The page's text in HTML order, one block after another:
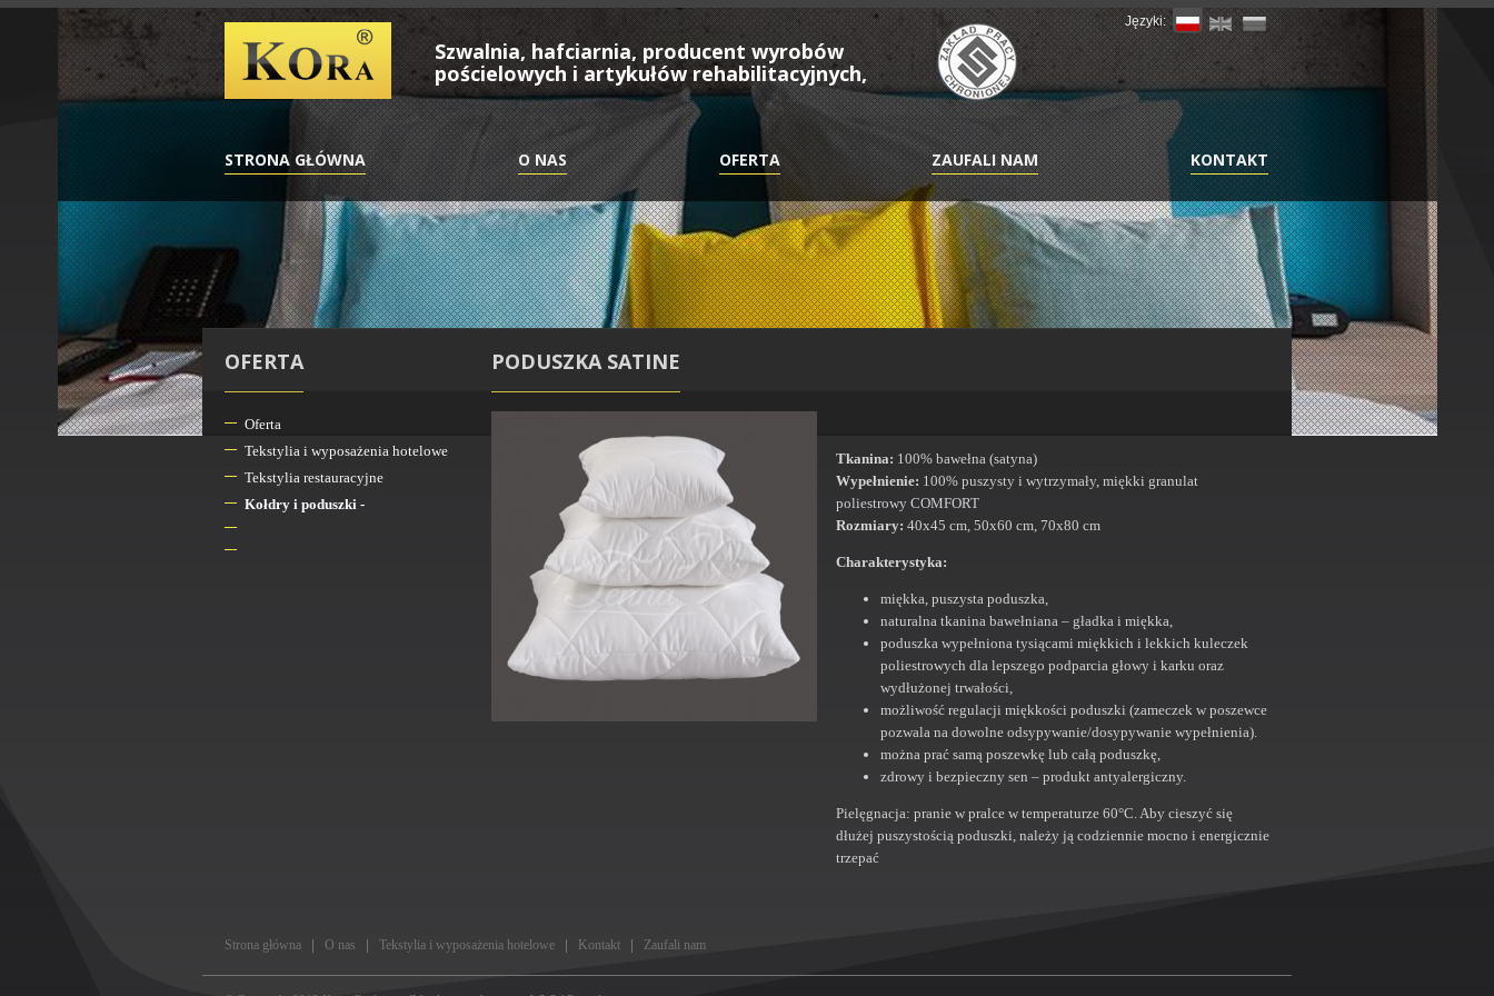
Szwalnia, hafciarnia, producent wyrobów
pościelowych i artykułów rehabilitacyjnych,
Języki:
STRONA GŁÓWNA O NAS OFERTA ZAUFALI NAM KONTAKT
OFERTA
Oferta
Tekstylia i wyposażenia hotelowe
Tekstylia restauracyjne
Kołdry i poduszki -
PODUSZKA SATINE
Tkanina: 100% bawełna (satyna)
Wypełnienie: 100% puszysty i wytrzymały, miękki granulat
poliestrowy COMFORT
Rozmiary: 40x45 cm, 50x60 cm, 70x80 cm
Charakterystyka:
miękka, puszysta poduszka,
naturalna tkanina bawełniana – gładka i miękka,
poduszka wypełniona tysiącami miękkich i lekkich kuleczek
poliestrowych dla lepszego podparcia głowy i karku oraz
wydłużonej trwałości,
możliwość regulacji miękkości poduszki (zameczek w poszewce
pozwala na dowolne odsypywanie/dosypywanie wypełnienia).
można prać samą poszewkę lub całą poduszkę,
zdrowy i bezpieczny sen – produkt antyalergiczny.
Pielęgnacja: pranie w pralce w temperaturze 60°C. Aby cieszyć się
dłużej puszystością poduszki, należy ją codziennie mocno i energicznie
trzepać
Strona główna O nas Tekstylia i wyposażenia hotelowe Kontakt Zaufali nam